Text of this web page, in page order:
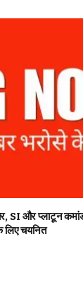
SI और प्लाटून
लिए चयनित